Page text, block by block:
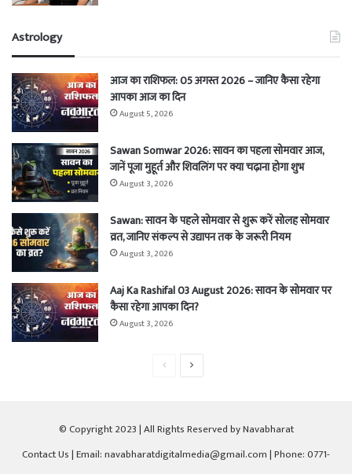
Astrology
आज का राशिफल: 05 अगस्त 2026 – जानिए कैसा रहेगा
आपका आज का दिन
August 5, 2026
Sawan Somwar 2026: सावन का पहला सोमवार आज,
जानें पूजा मुहूर्त और शिवलिंग पर क्या चढ़ाना होगा शुभ
August 3, 2026
Sawan: सावन के पहले सोमवार से शुरू करें सोलह सोमवार
व्रत, जानिए संकल्प से उद्यापन तक के जरूरी नियम
August 3, 2026
Aaj Ka Rashifal 03 August 2026: सावन के सोमवार पर
कैसा रहेगा आपका दिन?
August 3, 2026
PreviousNext
© Copyright 2023 | All Rights Reserved by Navabharat
Contact Us| Email: navabharatdigitalmedia@gmail.com | Phone: 0771-